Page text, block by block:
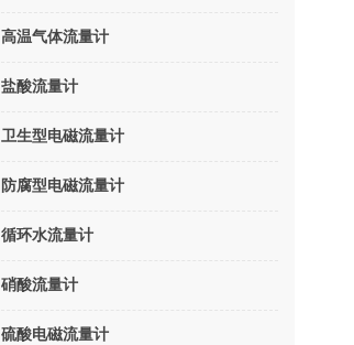
高温气体流量计
盐酸流量计
卫生型电磁流量计
防腐型电磁流量计
循环水流量计
硝酸流量计
硫酸电磁流量计